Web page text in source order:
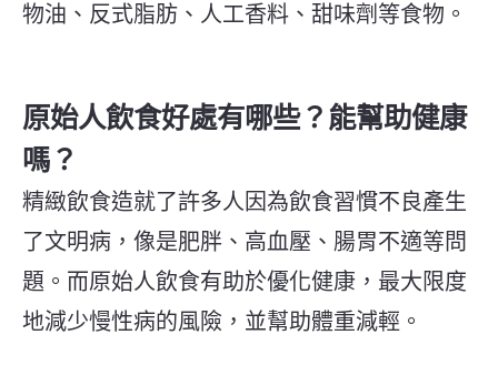
物油、反式脂肪、人工香料、甜味劑等食物。
原始人飲食好處有哪些？能幫助健康
嗎？
精緻飲食造就了許多人因為飲食習慣不良產生
了文明病，像是肥胖、高血壓、腸胃不適等問
題。 而原始人飲食有助於優化健康，最大限度
地減少慢性病的風險，並幫助體重減輕。